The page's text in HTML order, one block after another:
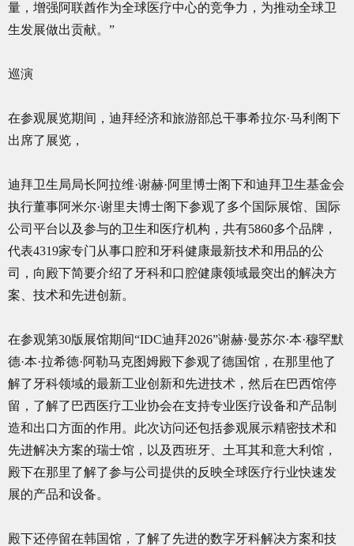
量，增强阿联酋作为全球医疗中心的竞争力，为推动全球卫
生发展做出贡献。”
巡演
在参观展览期间，迪拜经济和旅游部总干事希拉尔·马利阁下
出席了展览，
迪拜卫生局局长阿拉维·谢赫·阿里博士阁下和迪拜卫生基金会
执行董事阿米尔·谢里夫博士阁下参观了多个国际展馆、国际
公司平台以及参与的卫生和医疗机构，共有5860多个品牌，
代表4319家专门从事口腔和牙科健康最新技术和用品的公
司，向殿下简要介绍了牙科和口腔健康领域最突出的解决方
案、技术和先进创新。
在参观第30版展馆期间“IDC迪拜2026”谢赫·曼苏尔·本·穆罕默
德·本·拉希德·阿勒马克图姆殿下参观了德国馆，在那里他了
解了牙科领域的最新工业创新和先进技术，然后在巴西馆停
留，了解了巴西医疗工业协会在支持专业医疗设备和产品制
造和出口方面的作用。此次访问还包括参观展示精密技术和
先进解决方案的瑞士馆，以及西班牙、土耳其和意大利馆，
殿下在那里了解了参与公司提供的反映全球医疗行业快速发
展的产品和设备。
殿下还停留在韩国馆，了解了先进的数字牙科解决方案和技